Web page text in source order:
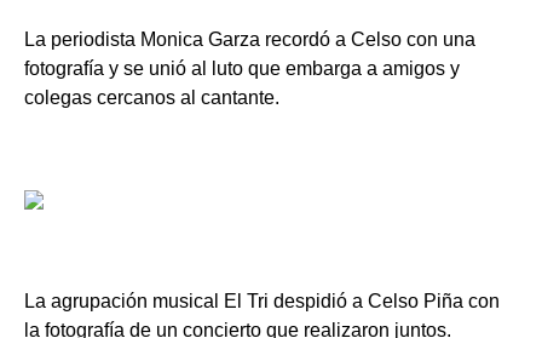
La periodista Monica Garza recordó a Celso con una
fotografía y se unió al luto que embarga a amigos y
colegas cercanos al cantante.
La agrupación musical El Tri despidió a Celso Piña con
la fotografía de un concierto que realizaron juntos.